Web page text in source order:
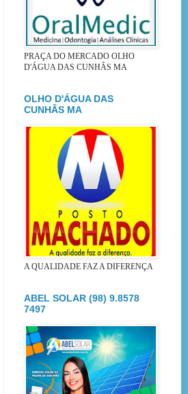
PRAÇA DO MERCADO OLHO
D'ÁGUA DAS CUNHÃS MA
OLHO D'ÁGUA DAS
CUNHÃS MA
A QUALIDADE FAZ A DIFERENÇA
ABEL SOLAR (98) 9.8578
7497